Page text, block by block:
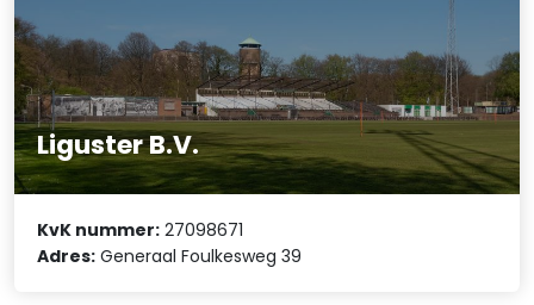
Liguster B.V.
KvK nummer: 27098671
Adres: Generaal Foulkesweg 39